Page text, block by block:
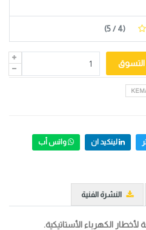
(
4
/ 5)
التسوق
لينكيد ان واتس أب
النشرة الفنية
الكهرباء الأستاتيكية.